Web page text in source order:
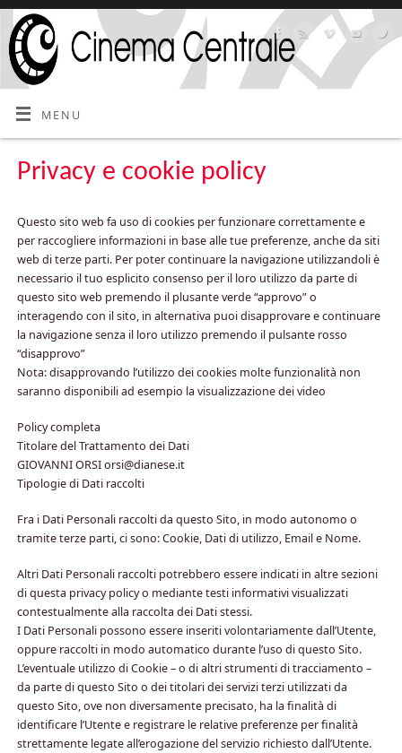
MENU
Privacy e cookie policy
Questo sito web fa uso di cookies per funzionare correttamente e
per raccogliere informazioni in base alle tue preferenze, anche da siti
web di terze parti. Per poter continuare la navigazione utilizzandoli è
necessario il tuo esplicito consenso per il loro utilizzo da parte di
questo sito web premendo il plusante verde “approvo” o
interagendo con il sito, in alternativa puoi disapprovare e continuare
la navigazione senza il loro utilizzo premendo il pulsante rosso
“disapprovo”
Nota: disapprovando l’utilizzo dei cookies molte funzionalità non
saranno disponibili ad esempio la visualizzazione dei video
Policy completa
Titolare del Trattamento dei Dati
GIOVANNI ORSI orsi@dianese.it
Tipologie di Dati raccolti
Fra i Dati Personali raccolti da questo Sito, in modo autonomo o
tramite terze parti, ci sono: Cookie, Dati di utilizzo, Email e Nome.
Altri Dati Personali raccolti potrebbero essere indicati in altre sezioni
di questa privacy policy o mediante testi informativi visualizzati
contestualmente alla raccolta dei Dati stessi.
I Dati Personali possono essere inseriti volontariamente dall’Utente,
oppure raccolti in modo automatico durante l’uso di questo Sito.
L’eventuale utilizzo di Cookie – o di altri strumenti di tracciamento –
da parte di questo Sito o dei titolari dei servizi terzi utilizzati da
questo Sito, ove non diversamente precisato, ha la finalità di
identificare l’Utente e registrare le relative preferenze per finalità
strettamente legate all’erogazione del servizio richiesto dall’Utente.